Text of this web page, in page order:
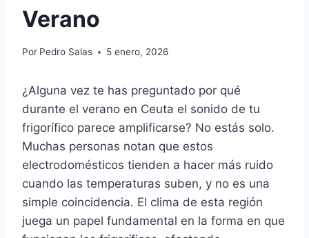
Verano
Por Pedro Salas 5 enero, 2026
¿Alguna vez te has preguntado por qué
durante el verano en Ceuta el sonido de tu
frigorífico parece amplificarse? No estás solo.
Muchas personas notan que estos
electrodomésticos tienden a hacer más ruido
cuando las temperaturas suben, y no es una
simple coincidencia. El clima de esta región
juega un papel fundamental en la forma en que